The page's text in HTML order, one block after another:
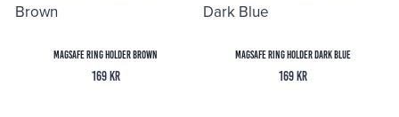
MagSafe Ring Holder Brown
169 kr
MagSafe Ring Holder Dark Blue
169 kr